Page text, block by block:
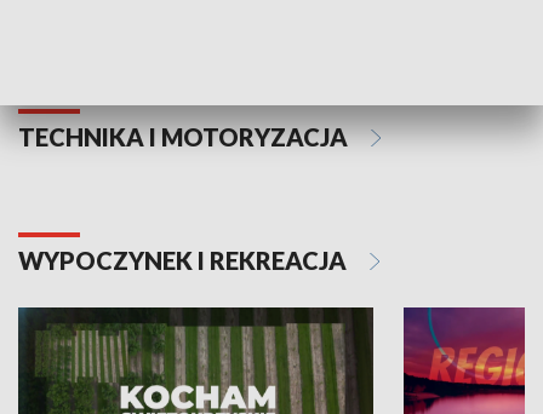
TECHNIKA I MOTORYZACJA
WYPOCZYNEK I REKREACJA